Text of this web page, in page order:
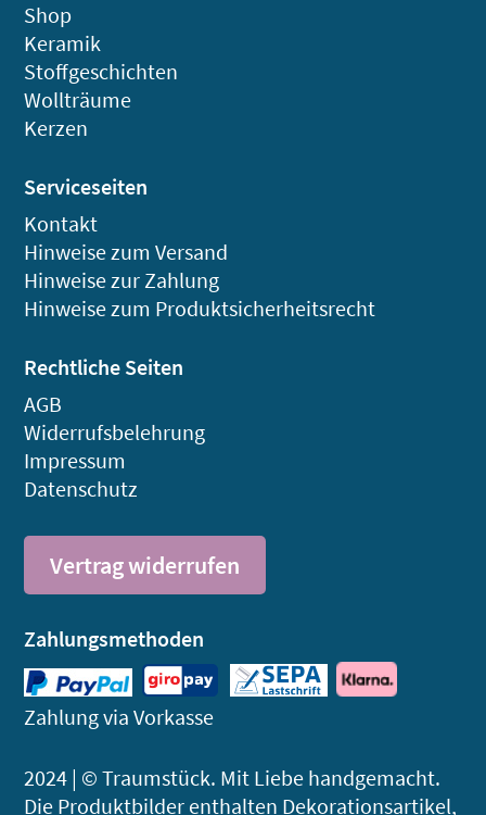
Shop
Keramik
Stoffgeschichten
Wollträume
Kerzen
Serviceseiten
Kontakt
Hinweise zum Versand
Hinweise zur Zahlung
Hinweise zum Produktsicherheitsrecht
Rechtliche Seiten
AGB
Widerrufsbelehrung
Impressum
Datenschutz
Vertrag widerrufen
Zahlungsmethoden
Zahlung via Vorkasse
2024 | © Traumstück. Mit Liebe handgemacht.
Die Produktbilder enthalten Dekorations­artikel,